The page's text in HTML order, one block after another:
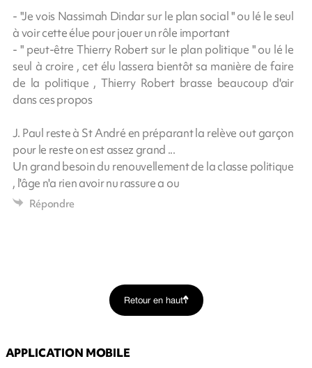
- "Je vois Nassimah Dindar sur le plan social " ou lé le seul
à voir cette élue pour jouer un rôle important
- " peut-être Thierry Robert sur le plan politique " ou lé le
seul à croire , cet élu lassera bientôt sa manière de faire
de la politique , Thierry Robert brasse beaucoup d'air
dans ces propos
J. Paul reste à St André en préparant la relève out garçon
pour le reste on est assez grand ...
Un grand besoin du renouvellement de la classe politique
, l'âge n'a rien avoir nu rassure a ou
Répondre
Retour en haut
APPLICATION MOBILE